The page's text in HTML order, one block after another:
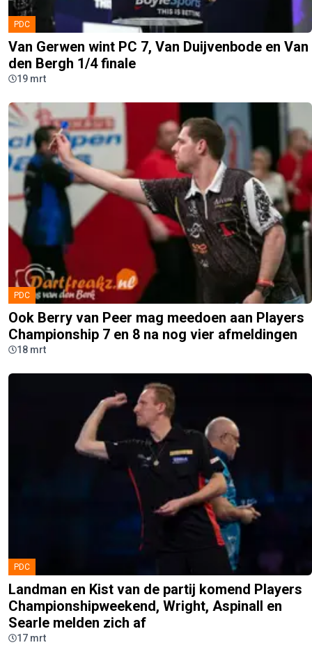
PDC
Van Gerwen wint PC 7, Van Duijvenbode en Van
den Bergh 1/4 finale
19 mrt
PDC
Ook Berry van Peer mag meedoen aan Players
Championship 7 en 8 na nog vier afmeldingen
18 mrt
PDC
Landman en Kist van de partij komend Players
Championshipweekend, Wright, Aspinall en
Searle melden zich af
17 mrt